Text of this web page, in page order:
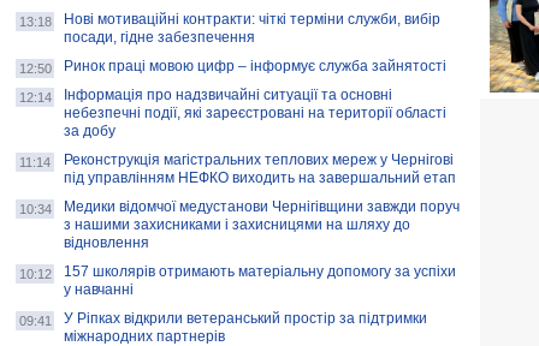
13:18
Нові мотиваційні контракти: чіткі терміни служби, вибір
посади, гідне забезпечення
12:50 Ринок праці мовою цифр – інформує служба зайнятості
12:14
Інформація про надзвичайні ситуації та основні
небезпечні події, які зареєстровані на території області
за добу
11:14
Реконструкція магістральних теплових мереж у Чернігові
під управлінням НЕФКО виходить на завершальний етап
10:34
Медики відомчої медустанови Чернігівщини завжди поруч
з нашими захисниками і захисницями на шляху до
відновлення
10:12
157 школярів отримають матеріальну допомогу за успіхи
у навчанні
09:41
У Ріпках відкрили ветеранський простір за підтримки
міжнародних партнерів